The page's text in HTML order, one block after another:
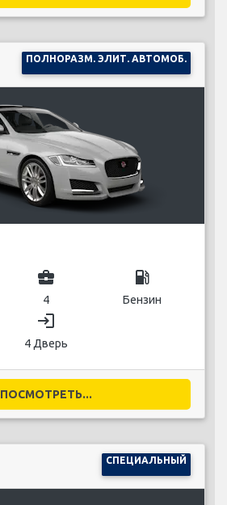
ПОЛНОРАЗМ. ЭЛИТ. АВТОМОБ.
business_center
4
local_gas_station
Бензин
login
4 Дверь
ПОСМОТРЕТЬ...
СПЕЦИАЛЬНЫЙ